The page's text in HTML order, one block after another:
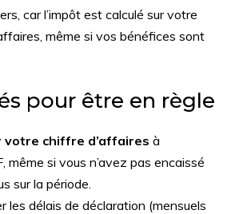
car l’impôt est calculé sur votre
même si vos bénéfices sont
pour être en règle
votre chiffre d’affaires à
même si vous n’avez pas encaissé
sur la période.
les délais de déclaration (mensuels